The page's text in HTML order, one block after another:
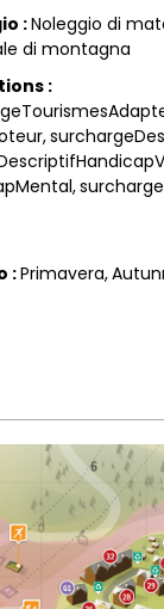
:Noleggio di
di montagna
:
:Primavera